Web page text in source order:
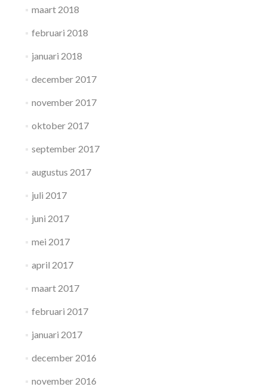
maart 2018
februari 2018
januari 2018
december 2017
november 2017
oktober 2017
september 2017
augustus 2017
juli 2017
juni 2017
mei 2017
april 2017
maart 2017
februari 2017
januari 2017
december 2016
november 2016